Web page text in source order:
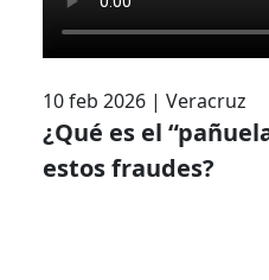
10 feb 2026 | Veracruz
¿Qué es el
estos fraudes?